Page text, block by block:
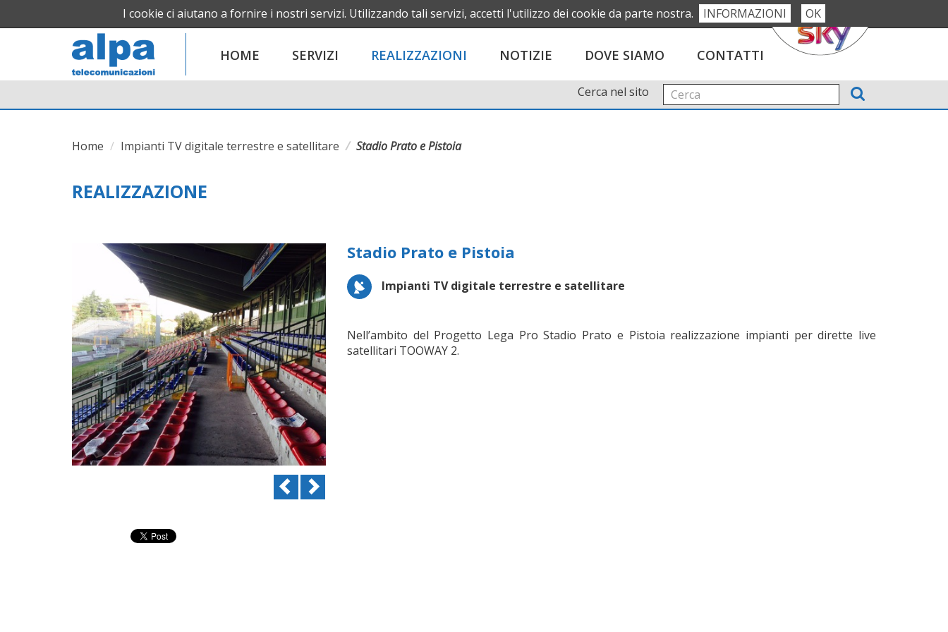
Seguici su:
ITA ENG
Iscriviti alla Newsletter
HOME SERVIZI REALIZZAZIONI NOTIZIE DOVE SIAMO CONTATTI
Cerca nel sito
Home Impianti TV digitale terrestre e satellitare Stadio Prato e Pistoia
REALIZZAZIONE
Previous
Stadio Prato e Pistoia
Impianti TV digitale terrestre e satellitare
Nell’ambito del Progetto Lega Pro Stadio Prato e Pistoia realizzazione impianti per dirette live
satellitari TOOWAY 2.
I cookie ci aiutano a fornire i nostri servizi. Utilizzando tali servizi, accetti l'utilizzo dei cookie da parte nostra. INFORMAZIONI OK